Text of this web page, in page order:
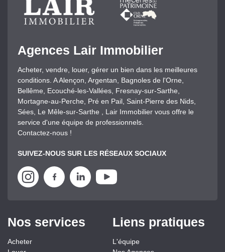
Agences Lair Immobilier
Acheter, vendre, louer, gérer un bien dans les meilleures
conditions. A Alençon, Argentan, Bagnoles de l'Orne,
Bellême, Ecouché-les-Vallées, Fresnay-sur-Sarthe,
Mortagne-au-Perche, Pré en Pail, Saint-Pierre des Nids,
Sées, Le Mêle-sur-Sarthe , Lair Immobilier vous offre le
service d'une équipe de professionnels.
Contactez-nous !
SUIVEZ-NOUS SUR LES RÉSEAUX SOCIAUX
Nos services
Acheter
Liens pratiques
L'équipe